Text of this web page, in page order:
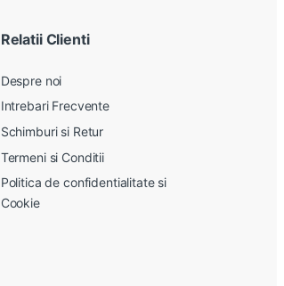
Relatii Clienti
Despre noi
Intrebari Frecvente
Schimburi si Retur
Termeni si Conditii
Politica de confidentialitate si
Cookie